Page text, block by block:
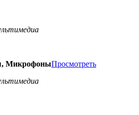
МикрофоныПросмотреть